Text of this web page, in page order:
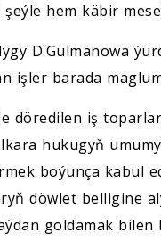
hem käbir
D.Gulmanowa
işler barada
döredilen iş
hukugyň
boýunça kabul
döwlet belligine
goldamak